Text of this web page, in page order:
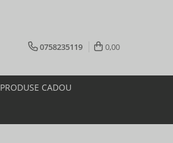
0758235119 0,00
PRODUSE CADOU